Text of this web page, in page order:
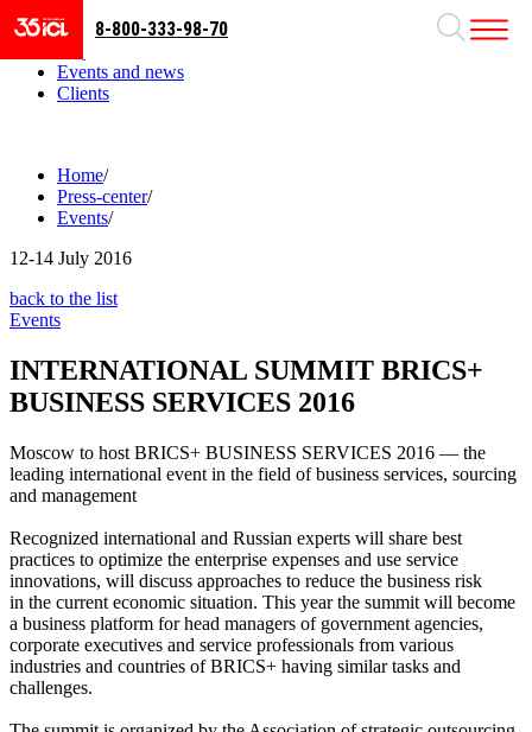
Business areas
Events and news
Clients
8-800-333-98-70
Home/
Press-center/
Events/
12-14 July 2016
back to the list
Events
INTERNATIONAL SUMMIT BRICS+
BUSINESS SERVICES 2016
Moscow to host BRICS+ BUSINESS SERVICES 2016 — the
leading international event in the field of business services, sourcing
and management
Recognized international and Russian experts will share best
practices to optimize the enterprise expenses and use service
innovations, will discuss approaches to reduce the business risk
in the current economic situation. This year the summit will become
a business platform for head managers of government agencies,
corporate executives and service professionals from various
industries and countries of BRICS+ having similar tasks and
challenges.